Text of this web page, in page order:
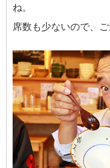
ね。
席数も少ないので、